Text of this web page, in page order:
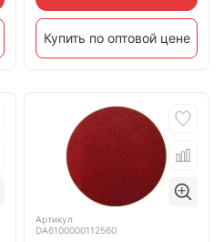
Купить по оптовой цене
Артикул
DA6100000112560